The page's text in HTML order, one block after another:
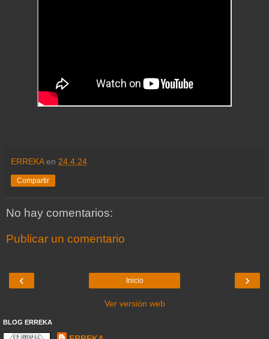
ERREKA en 24.4.24
Compartir
No hay comentarios:
Publicar un comentario
‹ ›
Inicio
Ver versión web
BLOG ERREKA